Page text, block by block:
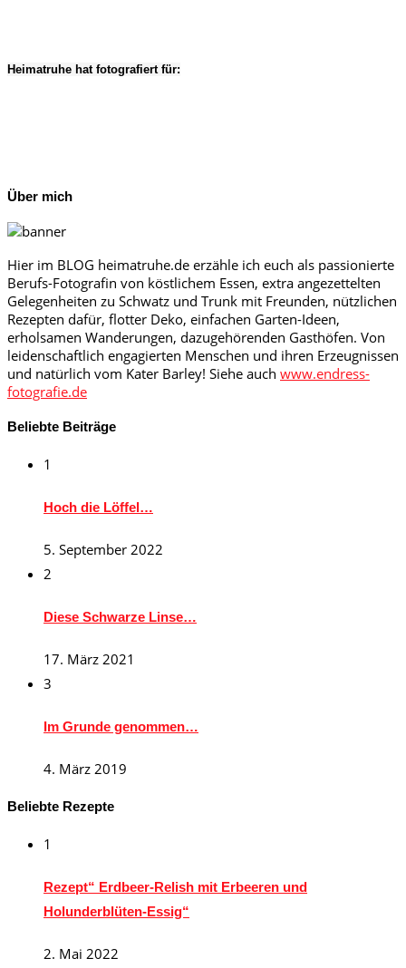
Heimatruhe hat fotografiert für:
Über mich
Hier im BLOG heimatruhe.de erzähle ich euch als passionierte
Berufs-Fotografin von köstlichem Essen, extra angezettelten
Gelegenheiten zu Schwatz und Trunk mit Freunden, nützlichen
Rezepten dafür, flotter Deko, einfachen Garten-Ideen,
erholsamen Wanderungen, dazugehörenden Gasthöfen. Von
leidenschaftlich engagierten Menschen und ihren Erzeugnissen
und natürlich vom Kater Barley! Siehe auch www.endress-
fotografie.de
Beliebte Beiträge
1
Hoch die Löffel…
5. September 2022
2
Diese Schwarze Linse…
17. März 2021
3
Im Grunde genommen…
4. März 2019
Beliebte Rezepte
1
Rezept“ Erdbeer-Relish mit Erbeeren und
Holunderblüten-Essig“
2. Mai 2022